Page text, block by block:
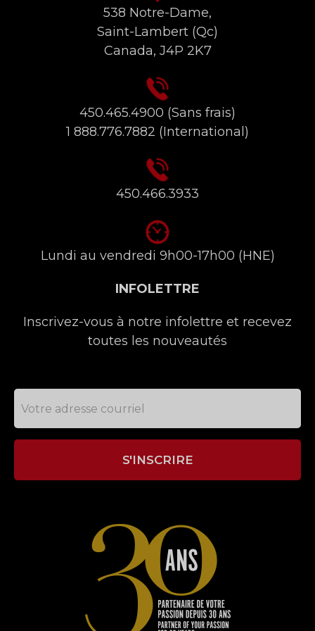
538 Notre-Dame,
Saint-Lambert (Qc)
Canada, J4P 2K7
450.465.4900 (Sans frais)
1 888.776.7882 (International)
450.466.3933
Lundi au vendredi 9h00-17h00 (HNE)
INFOLETTRE
Inscrivez-vous à notre infolettre et recevez
toutes les nouveautés